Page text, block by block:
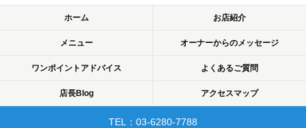
ホーム お店紹介
メニュー オーナーからのメッセージ
ワンポイントアドバイス よくあるご質問
店長Blog アクセスマップ
TEL：03-6280-7788